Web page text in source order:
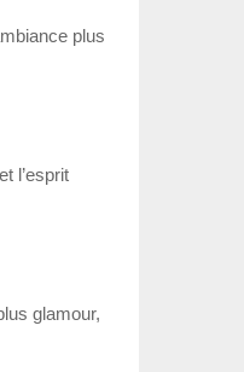
plus
l’esprit
glamour,